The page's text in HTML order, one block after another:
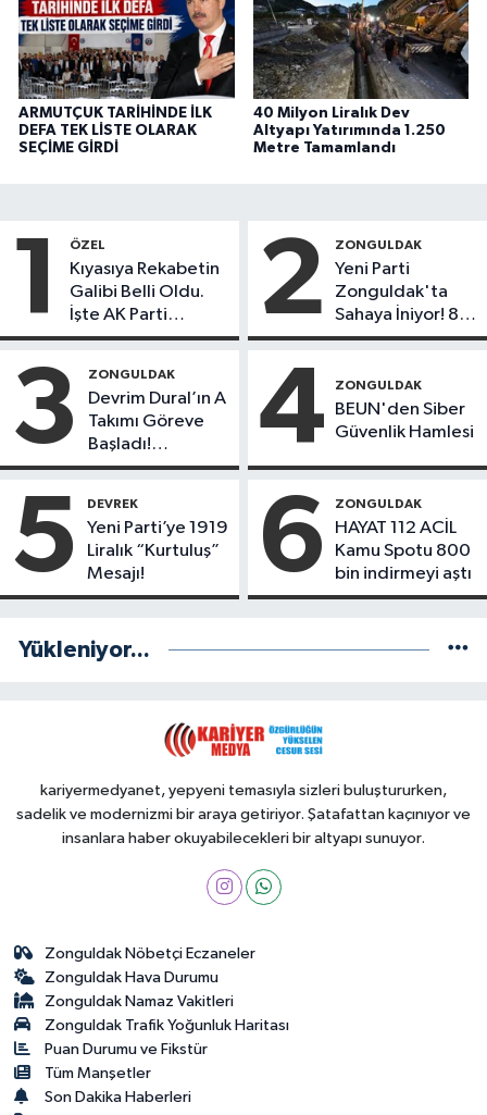
ARMUTÇUK TARİHİNDE İLK
DEFA TEK LİSTE OLARAK
SEÇİME GİRDİ
40 Milyon Liralık Dev
Altyapı Yatırımında 1.250
Metre Tamamlandı
1 ÖZEL
Kıyasıya Rekabetin
Galibi Belli Oldu.
İşte AK Parti
Gençlerinden
Potansiyeline Sahip
İlk 3 İsim!
2 ZONGULDAK
Yeni Parti
Zonguldak'ta
Sahaya İniyor! 8
İlçede Kurucu
Başladı
3 ZONGULDAK
Devrim Dural’ın A
Takımı Göreve
Başladı!
Yönetimde
4 ZONGULDAK
BEUN'den Siber
Güvenlik Hamlesi
5 DEVREK
Yeni Parti’ye 1919
Liralık “Kurtuluş”
Mesajı!
6 ZONGULDAK
HAYAT 112 ACİL
Kamu Spotu 800
bin indirmeyi aştı
Yükleniyor...
kariyermedyanet, yepyeni temasıyla sizleri buluştururken,
sadelik ve modernizmi bir araya getiriyor. Şatafattan kaçınıyor ve
insanlara haber okuyabilecekleri bir altyapı sunuyor.
Zonguldak Nöbetçi Eczaneler
Zonguldak Hava Durumu
Zonguldak Namaz Vakitleri
Zonguldak Trafik Yoğunluk Haritası
Puan Durumu ve Fikstür
Tüm Manşetler
Son Dakika Haberleri